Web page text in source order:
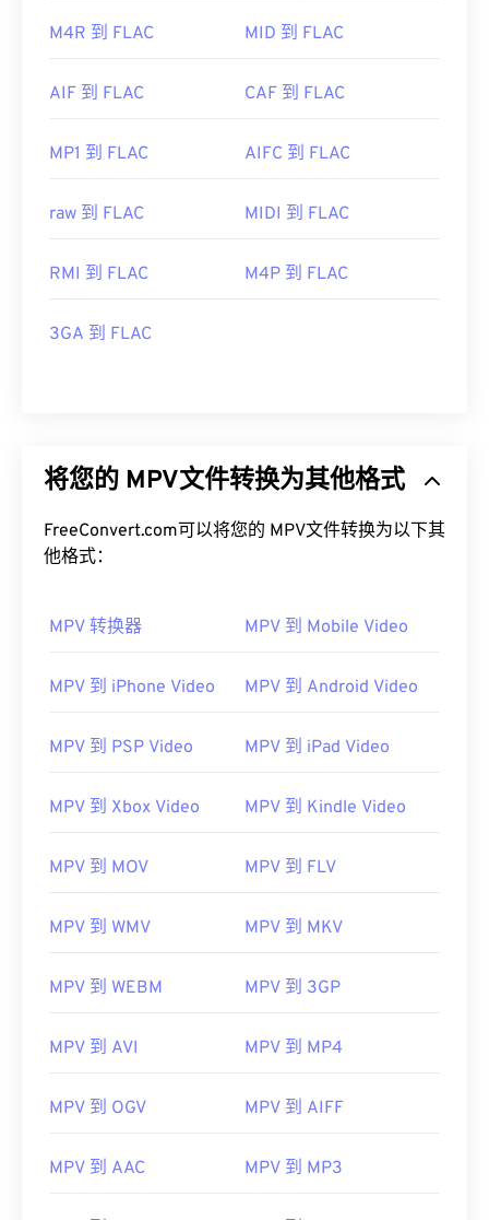
M4R 到 FLAC MID 到 FLAC
AIF 到 FLAC CAF 到 FLAC
MP1 到 FLAC AIFC 到 FLAC
raw 到 FLAC MIDI 到 FLAC
RMI 到 FLAC M4P 到 FLAC
3GA 到 FLAC
将您的 MPV文件转换为其他格式
FreeConvert.com可以将您的 MPV文件转换为以下其
他格式：
MPV 转换器 MPV 到 Mobile Video
MPV 到 iPhone Video MPV 到 Android Video
MPV 到 PSP Video MPV 到 iPad Video
MPV 到 Xbox Video MPV 到 Kindle Video
MPV 到 MOV MPV 到 FLV
MPV 到 WMV MPV 到 MKV
MPV 到 WEBM MPV 到 3GP
MPV 到 AVI MPV 到 MP4
MPV 到 OGV MPV 到 AIFF
MPV 到 AAC MPV 到 MP3